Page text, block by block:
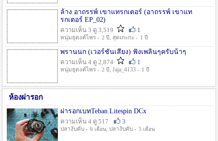
ล้าง อาถรรพ์ เขาแทรกเตอร์ (อาถรรพ์ เขาแท
รกเตอร์ EP_02)
ความเห็น 3 ดู 3,519
1
หนุ่มธุดงค์ไพร - 2 ปี , สุดเกะกะ - 1 ปี
พรานนก (เวอร์ชั่นเสียง) ฟังเพลินๆครับน้าๆ
ความเห็น 4 ดู 2,874
1
หนุ่มธุดงค์ไพร - 2 ปี , Jaja_4133 - 1 ปี
ห้องผ่ารอก
ผ่ารอกเบทTeban Litespin DCx
ความเห็น 4 ดู 517
3
ปลางับคับ - 6 เดือน, ปลางับคับ - 5 เดือน